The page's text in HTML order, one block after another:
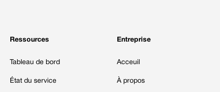
Ressources
Tableau de bord
État du service
Entreprise
Acceuil
À propos